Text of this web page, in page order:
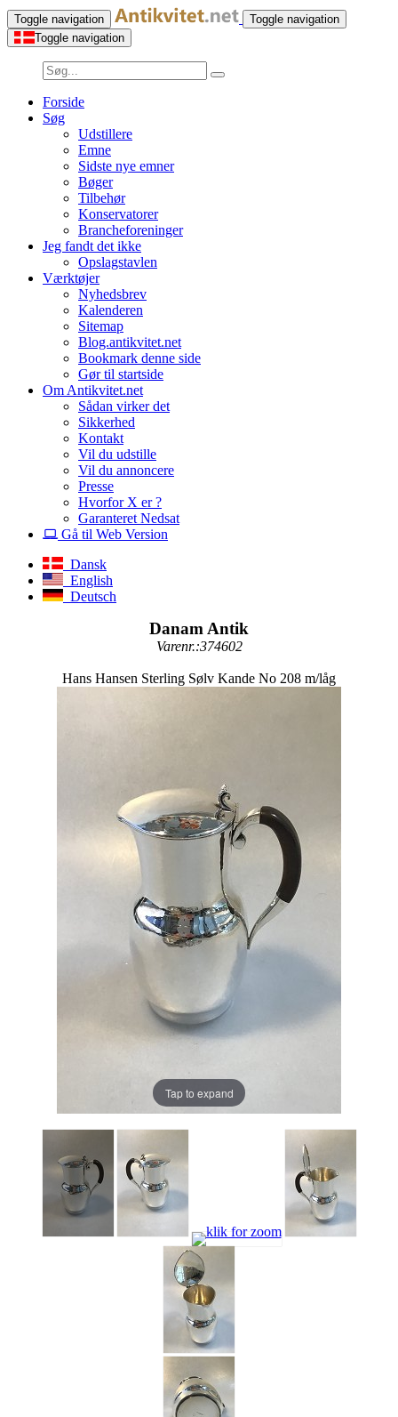
Toggle navigation
Toggle navigation
Toggle navigation
Forside
Søg
Udstillere
Emne
Sidste nye emner
Bøger
Tilbehør
Konservatorer
Brancheforeninger
Jeg fandt det ikke
Opslagstavlen
Værktøjer
Nyhedsbrev
Kalenderen
Sitemap
Blog.antikvitet.net
Bookmark denne side
Gør til startside
Om Antikvitet.net
Sådan virker det
Sikkerhed
Kontakt
Vil du udstille
Vil du annoncere
Presse
Hvorfor X er ?
Garanteret Nedsat
Gå til Web Version
Dansk
English
Deutsch
Danam Antik
Varenr.:374602
Hans Hansen Sterling Sølv Kande No 208 m/låg
Tap to expand